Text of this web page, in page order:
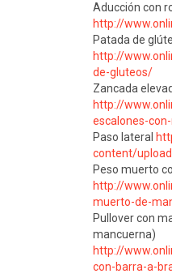
Aducción con
http://
Patada de
http://
de-gluteos/
Zancada
http://
escalones-
Paso lateral
content/
Peso muerto
http://
muerto-de-
Pullover con
mancuerna)
http://
con-barra-a-